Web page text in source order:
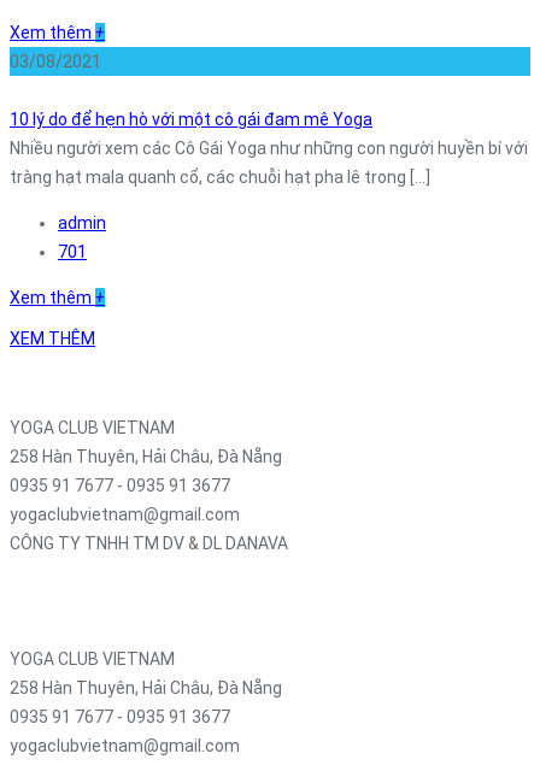
Xem thêm +
03/08/2021
10 lý do để hẹn hò với một cô gái đam mê Yoga
Nhiều người xem các Cô Gái Yoga như những con người huyền bí với
tràng hạt mala quanh cổ, các chuỗi hạt pha lê trong [...]
admin
701
Xem thêm +
XEM THÊM
YOGA CLUB VIETNAM
258 Hàn Thuyên, Hải Châu, Đà Nẵng
0935 91 7677 - 0935 91 3677
yogaclubvietnam@gmail.com
CÔNG TY TNHH TM DV & DL DANAVA
YOGA CLUB VIETNAM
258 Hàn Thuyên, Hải Châu, Đà Nẵng
0935 91 7677 - 0935 91 3677
yogaclubvietnam@gmail.com